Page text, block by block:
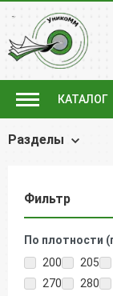
КАТАЛОГ
Разделы
Фильтр
По плотности
200
205
270
280